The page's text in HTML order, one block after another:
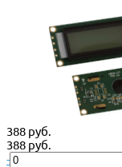
388 руб.
388 руб.
-